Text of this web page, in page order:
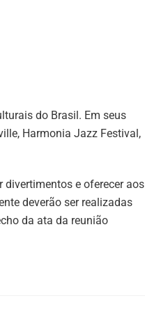
do Brasil. Em seus
Harmonia Jazz Festival,
divertimentos e oferecer aos
deverão ser realizadas
da ata da reunião